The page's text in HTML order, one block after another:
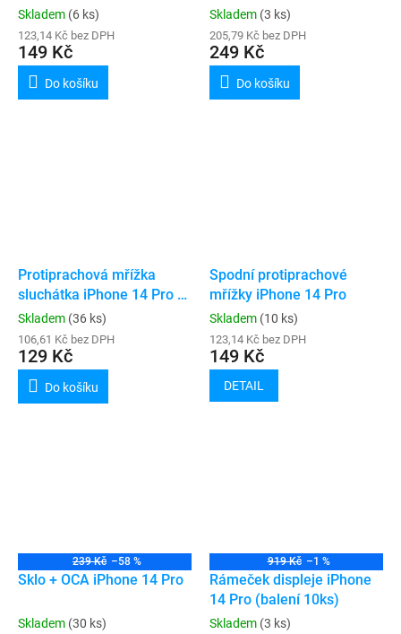
Skladem (6 ks)
123,14 Kč bez DPH
149 Kč
Do košíku
Skladem (3 ks)
205,79 Kč bez DPH
249 Kč
Do košíku
Protiprachová mřížka
sluchátka iPhone 14 Pro /
14 Pro Max
Skladem (36 ks)
106,61 Kč bez DPH
129 Kč
Do košíku
Spodní protiprachové
mřížky iPhone 14 Pro
Skladem (10 ks)
123,14 Kč bez DPH
149 Kč
DETAIL
239 Kč –58 %
Sklo + OCA iPhone 14 Pro
Skladem (30 ks)
919 Kč –1 %
Rámeček displeje iPhone
14 Pro (balení 10ks)
Skladem (3 ks)